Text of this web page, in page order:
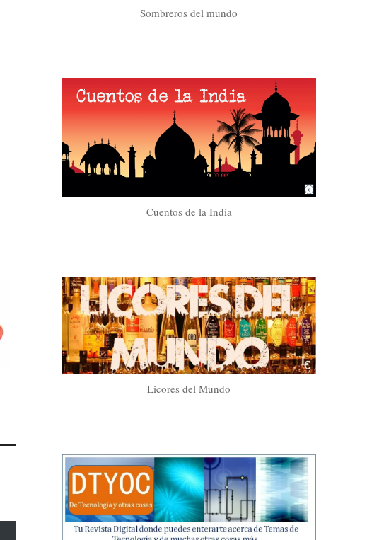
Sombreros del mundo
Cuentos de la India
Licores del Mundo